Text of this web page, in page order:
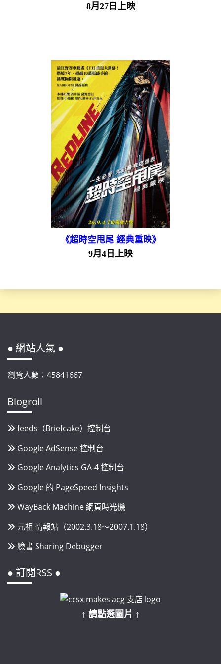
8月27日上映
《超時空甩尾 經典重映》
9月4日上映
● 網站人氣 ●
瀏覽人數：45841667
Blogroll
feeds（Briefcake）控制台
Google AdSense 控制台
Google Analytics GA-4 控制台
Google 的 PageSpeed Insights
WayBack Machine 網頁時光機
元祖 情報站（2002.3.18～2007.1.18）
臉書 Sharing Debugger
● 訂閱RSS ●
↑ 請點選圖片 ↑